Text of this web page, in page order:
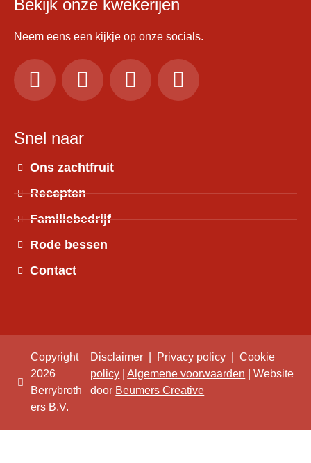
Bekijk onze kwekerijen
Neem eens een kijkje op onze socials.
Snel naar
Ons zachtfruit
Recepten
Familiebedrijf
Rode bessen
Contact
Copyright
2026
Berrybroth
ers B.V.
Disclaimer Privacy policy |Cookie
policy |Algemene voorwaarden | Website
door Beumers Creative